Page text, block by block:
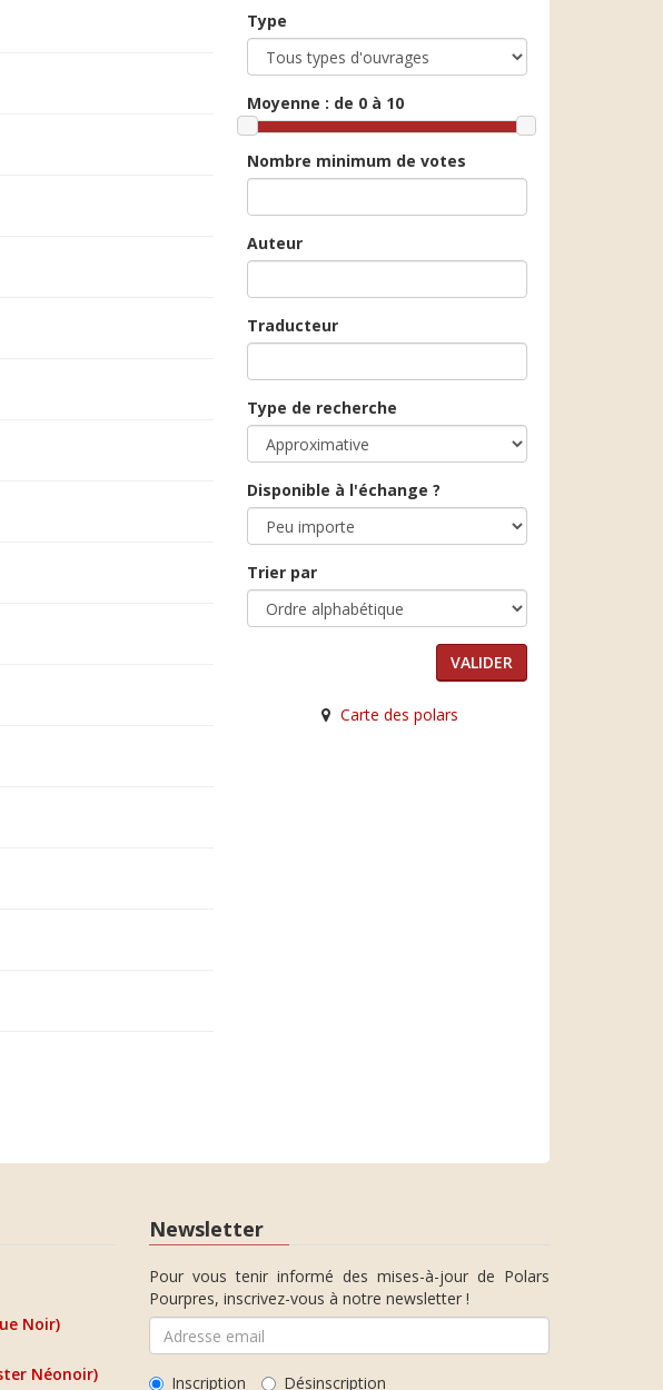
Type
Moyenne : de 0 à 10
Nombre minimum de votes
Auteur
Traducteur
Type de recherche
Disponible à l'échange ?
Trier par
Carte des polars
Noir)
Néonoir)
Newsletter
Pour vous tenir informé des mises-à-jour de Polars
Pourpres, inscrivez-vous à notre newsletter !
Inscription Désinscription